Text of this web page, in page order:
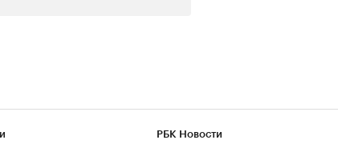
РБК Новости